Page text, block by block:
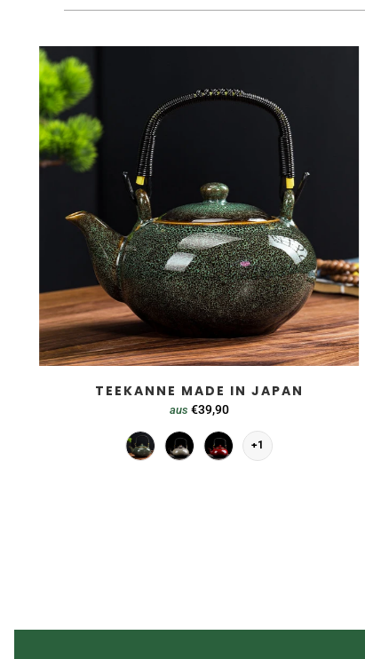
TEEKANNE MADE IN JAPAN
aus €39,90
+1